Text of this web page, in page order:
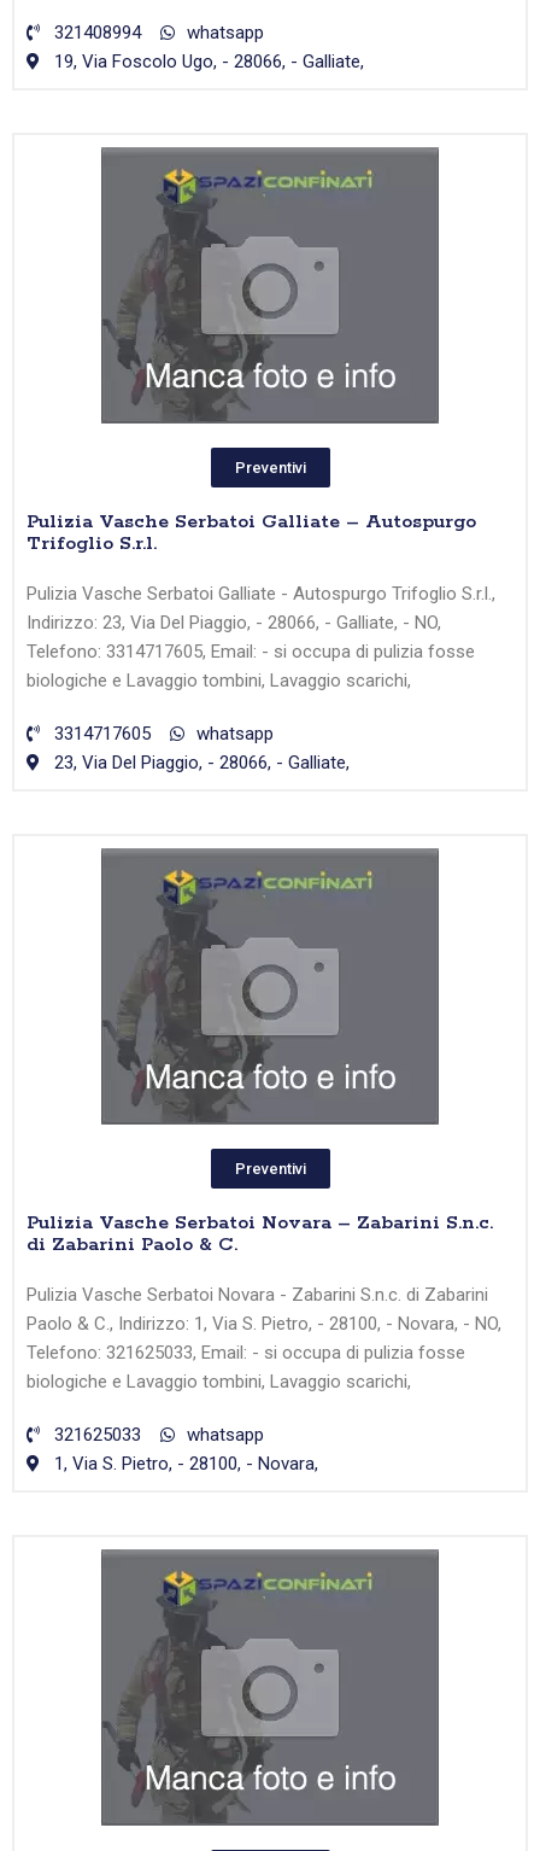
321408994
whatsapp
19, Via Foscolo Ugo, - 28066, - Galliate,
Preventivi
Pulizia Vasche Serbatoi Galliate – Autospurgo
Trifoglio S.r.l.
Pulizia Vasche Serbatoi Galliate - Autospurgo Trifoglio S.r.l.,
Indirizzo: 23, Via Del Piaggio, - 28066, - Galliate, - NO,
Telefono: 3314717605, Email: - si occupa di pulizia fosse
biologiche e Lavaggio tombini, Lavaggio scarichi,
3314717605
whatsapp
23, Via Del Piaggio, - 28066, - Galliate,
Preventivi
Pulizia Vasche Serbatoi Novara – Zabarini S.n.c.
di Zabarini Paolo & C.
Pulizia Vasche Serbatoi Novara - Zabarini S.n.c. di Zabarini
Paolo & C., Indirizzo: 1, Via S. Pietro, - 28100, - Novara, - NO,
Telefono: 321625033, Email: - si occupa di pulizia fosse
biologiche e Lavaggio tombini, Lavaggio scarichi,
321625033
whatsapp
1, Via S. Pietro, - 28100, - Novara,